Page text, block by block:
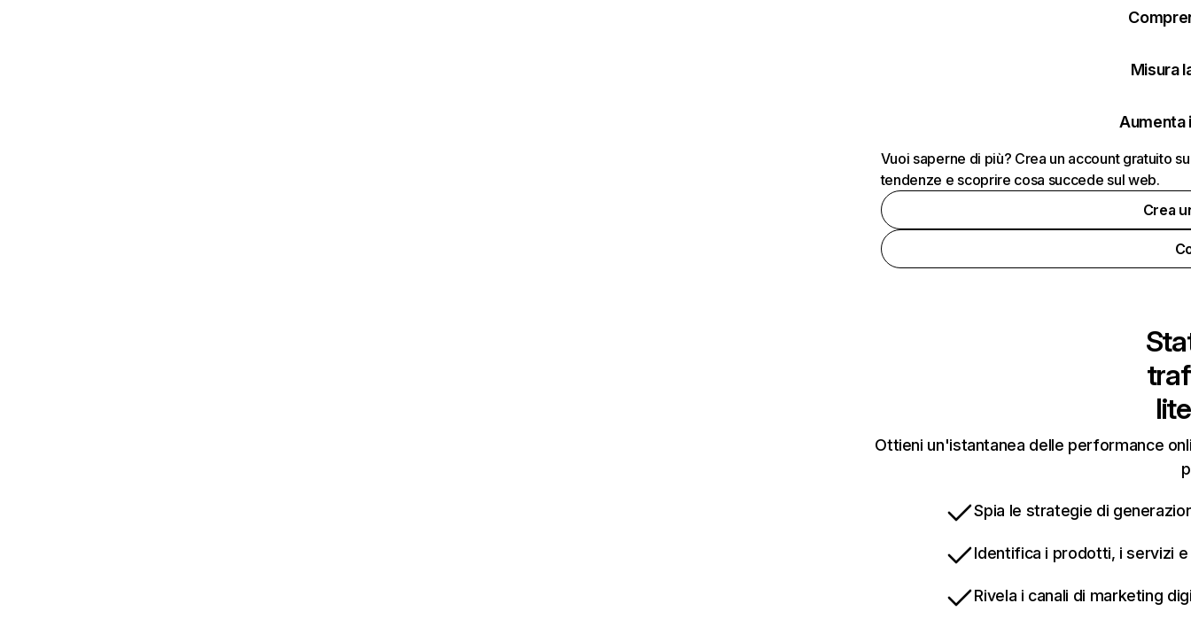
Misura
Aumenta
Vuoi saperne di più? Crea un account gratuito
tendenze e scoprire cosa succede sul web.
Crea
Ottieni un'istantanea delle performance
Spia le strategie di
Identifica i prodotti, i servizi
Rivela i canali di marketing